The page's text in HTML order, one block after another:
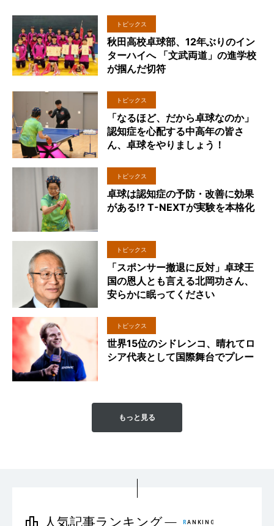
トピックス
秋田高校卓球部、12年ぶりのイン
ターハイへ 「文武両道」の進学校
が掴んだ切符
トピックス
「なるほど、だから卓球なのか」
認知症を心配する中高年の皆さ
ん、卓球をやりましょう！
トピックス
卓球は認知症の予防・改善に効果
がある!? T-NEXTが実験を本格化
トピックス
「スポンサー撤退に反対」卓球王
国の恩人とも言える北岡功さん、
安らかに眠ってください
トピックス
世界15位のシドレンコ、晴れてロ
シア代表として国際舞台でプレー
もっと見る